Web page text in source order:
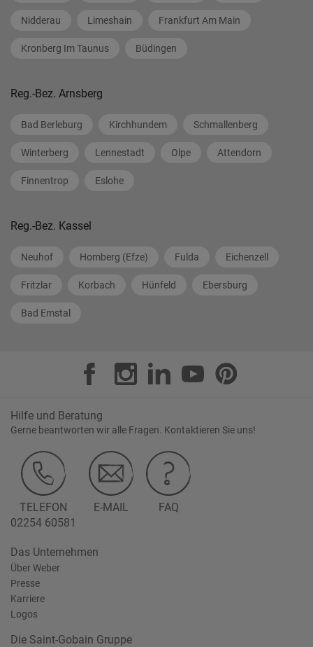
Nidderau Limeshain Frankfurt Am Main
Kronberg Im Taunus Büdingen
Reg.-Bez. Arnsberg
Bad Berleburg Kirchhundem Schmallenberg
Winterberg Lennestadt Olpe Attendorn
Finnentrop Eslohe
Reg.-Bez. Kassel
Neuhof Homberg (Efze) Fulda Eichenzell
Fritzlar Korbach Hünfeld Ebersburg
Bad Emstal
Hilfe und Beratung
Gerne beantworten wir alle Fragen. Kontaktieren Sie uns!
TELEFON
02254 60581
E-MAIL FAQ
Das Unternehmen
Über Weber
Presse
Karriere
Logos
Die Saint-Gobain Gruppe